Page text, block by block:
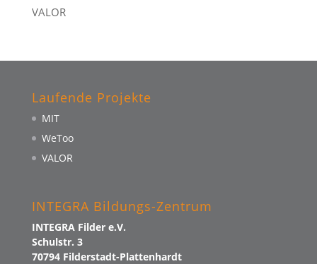
VALOR
Laufende Projekte
MIT
WeToo
VALOR
INTEGRA Bildungs-Zentrum
INTEGRA Filder e.V.
Schulstr. 3
70794 Filderstadt-Plattenhardt